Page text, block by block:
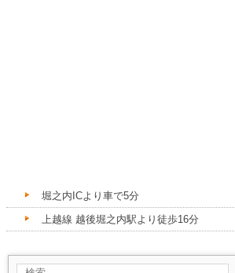
堀之内ICより車で5分
上越線 越後堀之内駅より徒歩16分